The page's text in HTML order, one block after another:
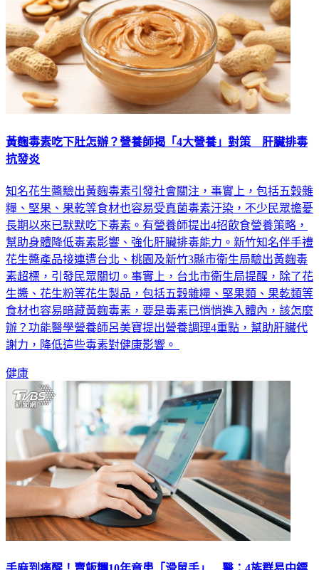
黃麴毒素吃下肚怎辦？營養師揭「4大營養」對策 肝臟排毒
抗發炎
知名花生醬驗出黃麴毒素引發社會關注，事實上，包括五穀雜
糧、堅果、果乾等食材也容易受真菌毒素汙染，不少民眾擔憂
長期以來已默默吃下毒素。有營養師提出4招飲食營養策略，
幫助身體降低毒素影響、強化肝臟排毒能力。新竹知名伴手禮
花生醬產品接連遭台北、桃園及新竹3縣市衛生局驗出黃麴毒
素超標，引發民眾關切。事實上，台北市衛生局提醒，除了花
生醬、花生粉等花生製品，包括五穀雜糧、堅果類、果乾類等
食材也容易暗藏黃麴毒素，要是毒素已悄悄進入體內，該怎麼
辦？功能醫學營養師呂美寶提出營養調理4重點，幫助肝臟代
謝力，降低這些毒素對健康影響。
健康